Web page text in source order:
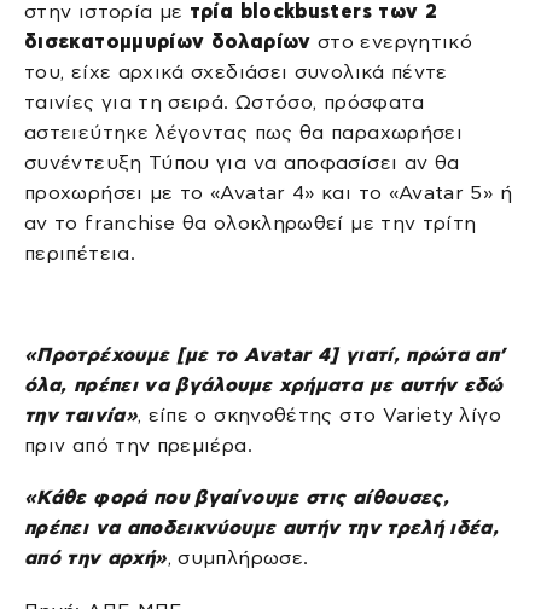
στην ιστορία με τρία blockbusters των 2
δισεκατομμυρίων δολαρίων στο ενεργητικό
του, είχε αρχικά σχεδιάσει συνολικά πέντε
ταινίες για τη σειρά. Ωστόσο, πρόσφατα
αστειεύτηκε λέγοντας πως θα παραχωρήσει
συνέντευξη Τύπου για να αποφασίσει αν θα
προχωρήσει με το «Avatar 4» και το «Avatar 5» ή
αν το franchise θα ολοκληρωθεί με την τρίτη
περιπέτεια.
«Προτρέχουμε [με το Avatar 4] γιατί, πρώτα απ’
όλα, πρέπει να βγάλουμε χρήματα με αυτήν εδώ
την ταινία», είπε ο σκηνοθέτης στο Variety λίγο
πριν από την πρεμιέρα.
«Κάθε φορά που βγαίνουμε στις αίθουσες,
πρέπει να αποδεικνύουμε αυτήν την τρελή ιδέα,
από την αρχή», συμπλήρωσε.